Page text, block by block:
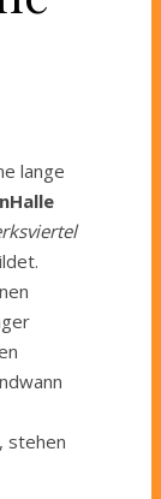
lange
stehen